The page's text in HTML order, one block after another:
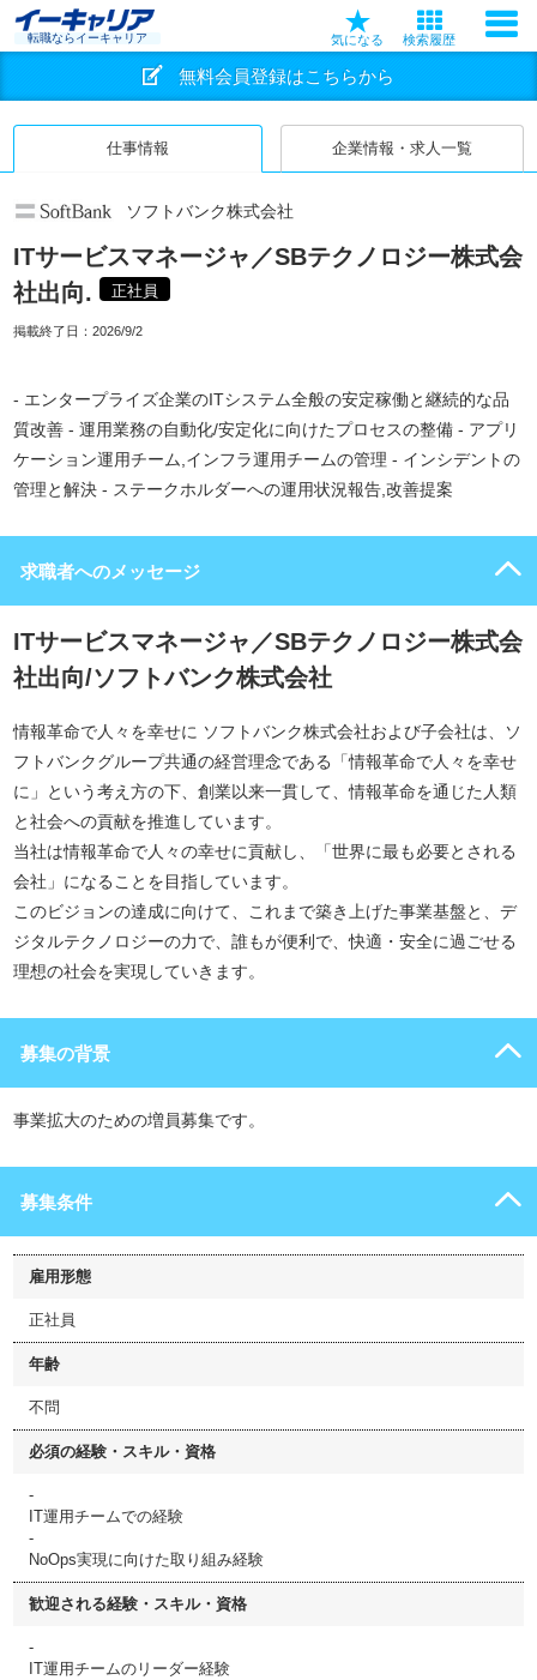
転職ならイーキャリア 気になる 検索履歴
無料会員登録はこちらから
仕事情報 企業情報・求人一覧
ソフトバンク株式会社
ITサービスマネージャ／SBテクノロジー株式会
社出向.
正社員
掲載終了日： 2026/9/2
- エンタープライズ企業のITシステム全般の安定稼働と継続的な品
質改善 - 運用業務の自動化/安定化に向けたプロセスの整備 - アプリ
ケーション運用チーム,インフラ運用チームの管理 - インシデントの
管理と解決 - ステークホルダーへの運用状況報告,改善提案
求職者へのメッセージ
ITサービスマネージャ／SBテクノロジー株式会
社出向/ソフトバンク株式会社
情報革命で人々を幸せに ソフトバンク株式会社および子会社は、ソ
フトバンクグループ共通の経営理念である「情報革命で人々を幸せ
に」という考え方の下、創業以来一貫して、情報革命を通じた人類
と社会への貢献を推進しています。
当社は情報革命で人々の幸せに貢献し、「世界に最も必要とされる
会社」になることを目指しています。
このビジョンの達成に向けて、これまで築き上げた事業基盤と、デ
ジタルテクノロジーの力で、誰もが便利で、快適・安全に過ごせる
理想の社会を実現していきます。
募集の背景
事業拡大のための増員募集です。
募集条件
雇用形態
正社員
年齢
不問
必須の経験・スキル・資格
-
IT運用チームでの経験
-
NoOps実現に向けた取り組み経験
歓迎される経験・スキル・資格
-
IT運用チームのリーダー経験